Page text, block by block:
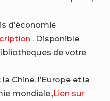
d’économie
. Disponible
de votre
Chine, l’Europe et la
mondiale.,Lien sur